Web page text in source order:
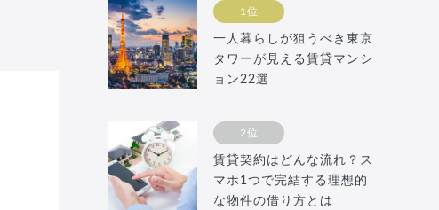
1位
一人暮らしが狙うべき東京
タワーが見える賃貸マンシ
ョン22選
2位
賃貸契約はどんな流れ？ス
マホ1つで完結する理想的
な物件の借り方とは